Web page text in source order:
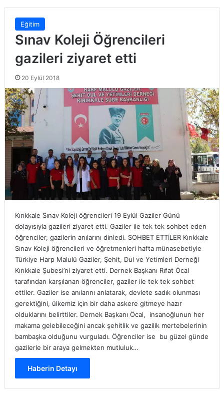
Eğitim
Sınav Koleji Öğrencileri
gazileri ziyaret etti
20 Eylül 2018
Kırıkkale Sınav Koleji öğrencileri 19 Eylül Gaziler Günü
dolayısıyla gazileri ziyaret etti. Gaziler ile tek tek sohbet eden
öğrenciler, gazilerin anılarını dinledi. SOHBET ETTİLER Kırıkkale
Sınav Koleji öğrencileri ve öğretmenleri hafta münasebetiyle
Türkiye Harp Malulü Gaziler, Şehit, Dul ve Yetimleri Derneği
Kırıkkale Şubesi’ni ziyaret etti. Dernek Başkanı Rıfat Öcal
tarafından karşılanan öğrenciler, gaziler ile tek tek sohbet
ettiler. Gaziler ise anılarını anlatarak, devlete sadık olunması
gerektiğini, ülkemiz için bir daha askere gitmeye hazır
olduklarını belirttiler. Dernek Başkanı Öcal, insanoğlunun her
makama gelebileceğini ancak şehitlik ve gazilik mertebelerinin
bambaşka olduğunu vurguladı. Öğrenciler ise bu güzel günde
gazilerle bir araya gelmekten mutluluk…
Haberin Detayı